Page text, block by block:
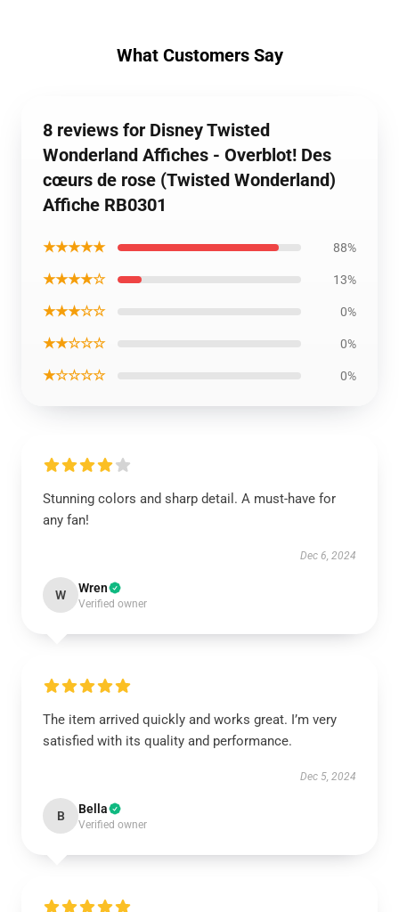
What Customers Say
8 reviews for Disney Twisted
Wonderland Affiches - Overblot! Des
cœurs de rose (Twisted Wonderland)
Affiche RB0301
★★★★★ 88%
★★★★☆ 13%
★★★☆☆ 0%
★★☆☆☆ 0%
★☆☆☆☆ 0%
Stunning colors and sharp detail. A must-have for
any fan!
Dec 6, 2024
W Wren
Verified owner
The item arrived quickly and works great. I’m very
satisfied with its quality and performance.
Dec 5, 2024
B Bella
Verified owner